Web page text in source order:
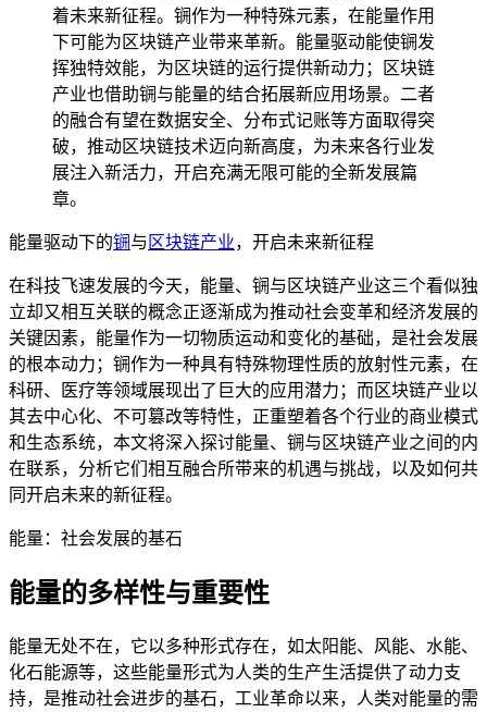
着未来新征程。锎作为一种特殊元素，在能量作用
下可能为区块链产业带来革新。能量驱动能使锎发
挥独特效能，为区块链的运行提供新动力；区块链
产业也借助锎与能量的结合拓展新应用场景。二者
的融合有望在数据安全、分布式记账等方面取得突
破，推动区块链技术迈向新高度，为未来各行业发
展注入新活力，开启充满无限可能的全新发展篇
章。
能量驱动下的锎与 区块链产业，开启未来新征程
在科技飞速发展的今天，能量、锎与区块链产业这三个看似独
立却又相互关联的概念正逐渐成为推动社会变革和经济发展的
关键因素，能量作为一切物质运动和变化的基础，是社会发展
的根本动力；锎作为一种具有特殊物理性质的放射性元素，在
科研、医疗等领域展现出了巨大的应用潜力；而区块链产业以
其去中心化、不可篡改等特性，正重塑着各个行业的商业模式
和生态系统，本文将深入探讨能量、锎与区块链产业之间的内
在联系，分析它们相互融合所带来的机遇与挑战，以及如何共
同开启未来的新征程。
能量：社会发展的基石
能量的多样性与重要性
能量无处不在，它以多种形式存在，如太阳能、风能、水能、
化石能源等，这些能量形式为人类的生产生活提供了动力支
持，是推动社会进步的基石，工业革命以来，人类对能量的需